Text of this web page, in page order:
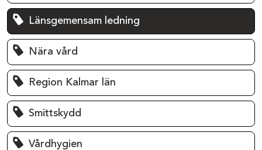
Länsgemensam ledning
Nära vård
Region Kalmar län
Smittskydd
Vårdhygien